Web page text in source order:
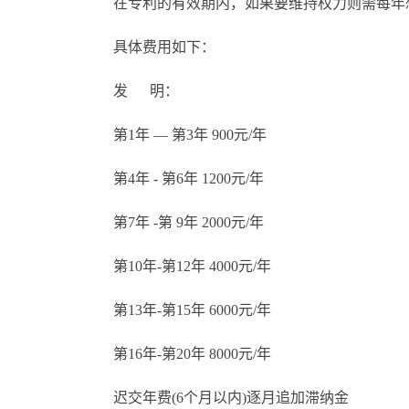
在专利的有效期内，如果要维持权力则需每年
具体费用如下：
发 明：
第1年 — 第3年 900元/年
第4年 - 第6年 1200元/年
第7年 -第 9年 2000元/年
第10年-第12年 4000元/年
第13年-第15年 6000元/年
第16年-第20年 8000元/年
迟交年费(6个月以内)逐月追加滞纳金